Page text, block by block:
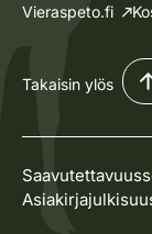
Vieraspeto.fi
Takaisin ylös